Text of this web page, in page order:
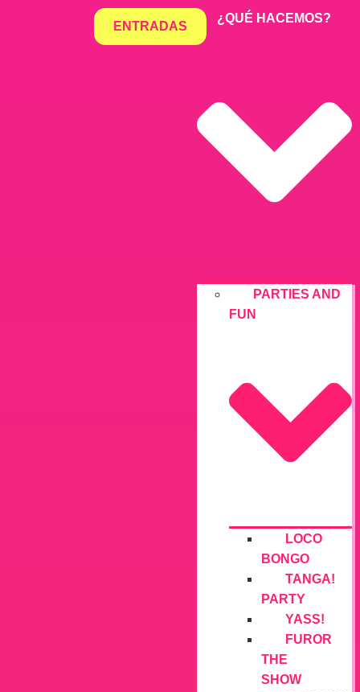
¿QUÉ HACEMOS?
PARTIES AND
FUN
LOCO
BONGO
TANGA!
PARTY
YASS!
FUROR
THE
SHOW
ENTRADAS